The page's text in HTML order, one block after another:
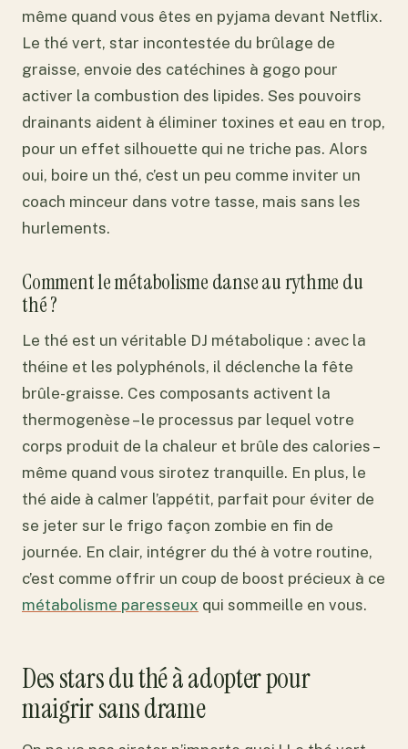
même quand vous êtes en pyjama devant Netflix.
Le thé vert, star incontestée du brûlage de
graisse, envoie des catéchines à gogo pour
activer la combustion des lipides. Ses pouvoirs
drainants aident à éliminer toxines et eau en trop,
pour un effet silhouette qui ne triche pas. Alors
oui, boire un thé, c’est un peu comme inviter un
coach minceur dans votre tasse, mais sans les
hurlements.
Comment le métabolisme danse au rythme du
thé ?
Le thé est un véritable DJ métabolique : avec la
théine et les polyphénols, il déclenche la fête
brûle-graisse. Ces composants activent la
thermogenèse – le processus par lequel votre
corps produit de la chaleur et brûle des calories –
même quand vous sirotez tranquille. En plus, le
thé aide à calmer l’appétit, parfait pour éviter de
se jeter sur le frigo façon zombie en fin de
journée. En clair, intégrer du thé à votre routine,
c’est comme offrir un coup de boost précieux à ce
métabolisme paresseux qui sommeille en vous.
Des stars du thé à adopter pour
maigrir sans drame